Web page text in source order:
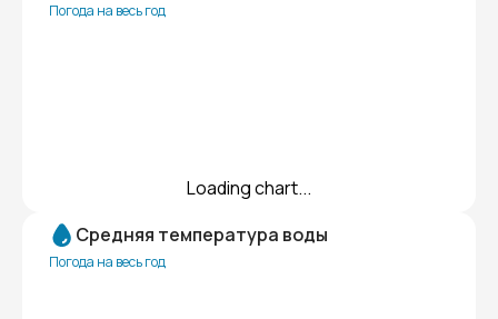
Погода на весь год
Loading chart...
Средняя температура воды
Погода на весь год